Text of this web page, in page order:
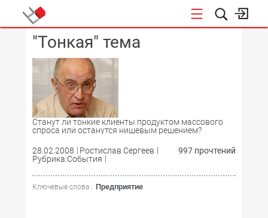
"Тонкая" тема
Станут ли тонкие клиенты продуктом массового
спроса или останутся нишевым решением?
28.02.2008
Ростислав Сергеев
Рубрика:События
997 прочтений
Ключевые слова : Предприятие